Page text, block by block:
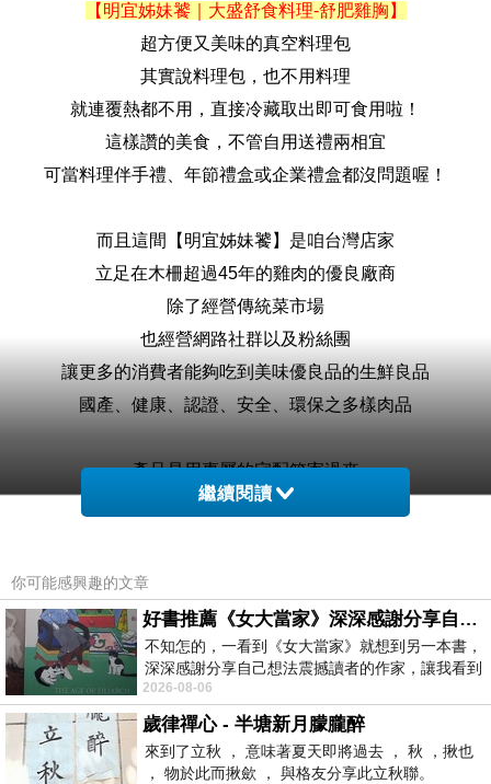
【明宜姊妹饕｜大盛舒食料理-舒肥雞胸】
超方便又美味的真空料理包
其實說料理包，也不用料理
就連覆熱都不用，直接冷藏取出即可食用啦！
這樣讚的美食，不管自用送禮兩相宜
可當料理伴手禮、年節禮盒或企業禮盒都沒問題喔！
而且這間
【明宜姊妹饕】是咱台灣店家
立足在木柵超過45年的雞肉的優良廠商
除了經營傳統菜市場
也經營網路社群以及粉絲團
讓更多的消費者能夠吃到美味優良品的生鮮良品
國產、健康、認證、安全、環保之多樣肉品
產品是用專屬的宅配箱寄過來
從貼紙可以看出來"明宜姊妹饕"
繼續閱讀
你可能感興趣的文章
好書推薦《女大當家》深深感謝分享自己想法震撼讀者的作家，讓我看到不同樣貌的家庭！
不知怎的，一看到《女大當家》就想到另一本書，
深深感謝分享自己想法震撼讀者的作家，讓我看到
不同樣貌的家庭！ 《女大
2026-08-06
歲律禪心 - 半塘新月朦朧醉
來到了立秋 ， 意味著夏天即將過去 ， 秋 ，揪也
， 物於此而揪歛 ， 與格友分享此立秋聯。